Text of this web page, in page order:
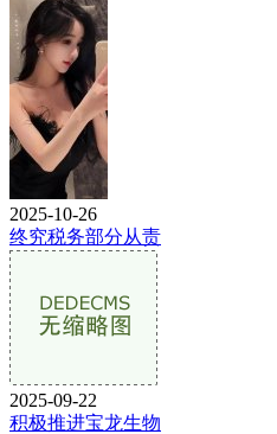
2025-10-26
终究税务部分从责
2025-09-22
积极推进宝龙生物